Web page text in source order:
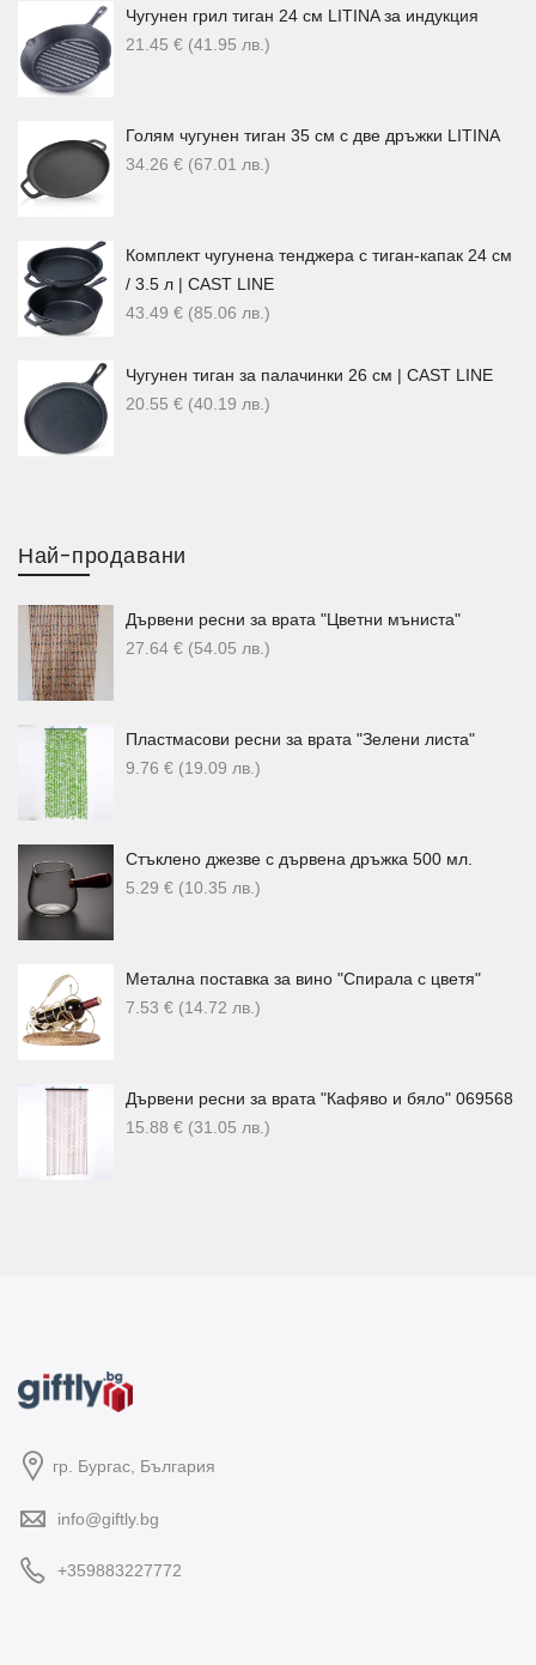
Чугунен грил тиган 24 см LITINA за индукция
21.45 € (41.95 лв. )
Голям чугунен тиган 35 см с две дръжки LITINA
34.26 € (67.01 лв. )
Комплект чугунена тенджера с тиган-капак 24 см
/ 3.5 л | CAST LINE
43.49 € (85.06 лв. )
Чугунен тиган за палачинки 26 см | CAST LINE
20.55 € (40.19 лв. )
Най-продавани
Дървени ресни за врата "Цветни мъниста"
27.64 € (54.05 лв. )
Пластмасови ресни за врата "Зелени листа"
9.76 € (19.09 лв. )
Стъклено джезве с дървена дръжка 500 мл.
5.29 € (10.35 лв. )
Метална поставка за вино "Спирала с цветя"
7.53 € (14.72 лв. )
Дървени ресни за врата "Кафяво и бяло" 069568
15.88 € (31.05 лв. )
гр. Бургас, България
info@giftly.bg
+359883227772